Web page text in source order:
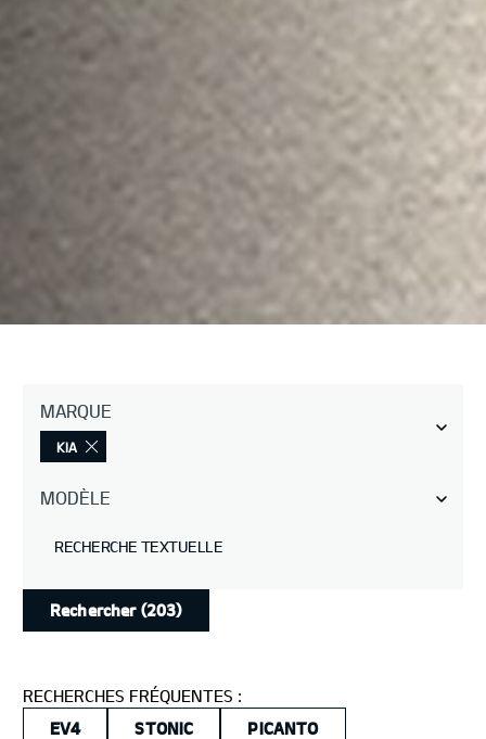
MARQUE
KIA
MODÈLE
RECHERCHE TEXTUELLE
Rechercher (203)
RECHERCHES FRÉQUENTES :
EV4
STONIC PICANTO